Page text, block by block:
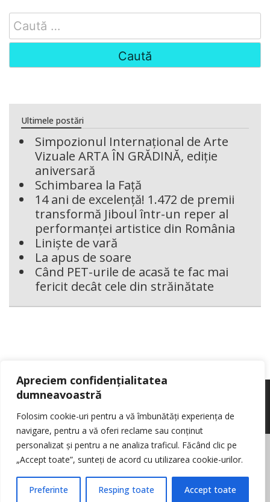
Apreciem confidențialitatea
dumneavoastră
Folosim cookie-uri pentru a vă îmbunătăți experiența de
navigare, pentru a vă oferi reclame sau conținut
personalizat și pentru a ne analiza traficul. Făcând clic pe
„Accept toate”, sunteți de acord cu utilizarea cookie-urilor.
Preferinte Resping toate Accept toate
Search
for:
Ultimele postări
Simpozionul Internațional de Arte
Vizuale ARTA ÎN GRĂDINĂ, ediție
aniversară
Schimbarea la Față
14 ani de excelență! 1.472 de premii
transformă Jiboul într-un reper al
performanței artistice din România
Liniște de vară
La apus de soare
Când PET-urile de acasă te fac mai
fericit decât cele din străinătate
© Reporter pur si simplu
Politica de cookie-
uri
Nota de informare cu privire la prelucrarea de date personale
Log in